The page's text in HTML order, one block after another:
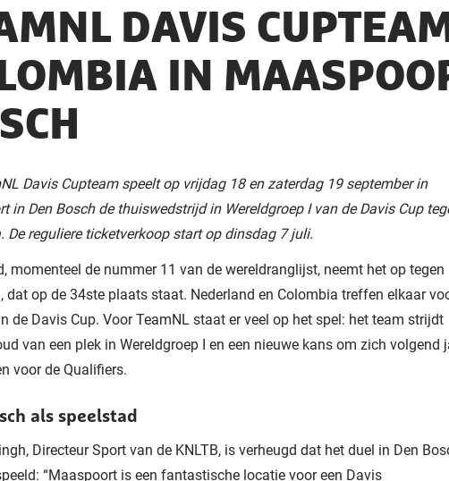
DAVIS
IN
Davis Cupteam speelt op vrijdag 18 en zaterdag 19 september in
in Den Bosch de thuiswedstrijd in Wereldgroep I van de Davis Cup
De reguliere ticketverkoop start op dinsdag 7 juli.
momenteel de nummer 11 van de wereldranglijst, neemt het op tegen
dat op de 34ste plaats staat. Nederland en Colombia treffen elkaar
de Davis Cup. Voor TeamNL staat er veel op het spel: het team strijdt
van een plek in Wereldgroep I en een nieuwe kans om zich volgend
voor de Qualifiers.
als speelstad
Directeur Sport van de KNLTB, is verheugd dat het duel in Den
“Maaspoort is een fantastische locatie voor een Davis